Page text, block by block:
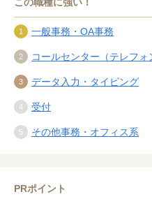
一般事務・OA事務
コールセンター（テレフォ
データ入力・タイピング
受付
その他事務・オフィス系
PRポイント